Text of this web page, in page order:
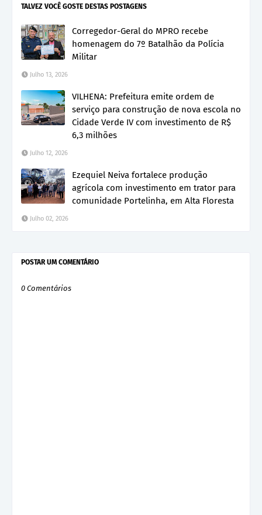
TALVEZ VOCÊ GOSTE DESTAS POSTAGENS
Corregedor-Geral do MPRO recebe
homenagem do 7º Batalhão da Polícia
Militar
Julho 13, 2026
VILHENA: Prefeitura emite ordem de
serviço para construção de nova escola no
Cidade Verde IV com investimento de R$
6,3 milhões
Julho 12, 2026
Ezequiel Neiva fortalece produção
agrícola com investimento em trator para
comunidade Portelinha, em Alta Floresta
Julho 02, 2026
POSTAR UM COMENTÁRIO
0 Comentários